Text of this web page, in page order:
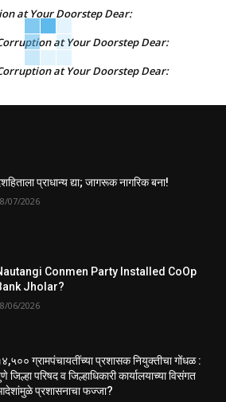
at Your Doorstep Dear:
at Your Doorstep Dear:
at Your Doorstep Dear:
प्राधान्य द्या; जागरूक नागरिक बना!
07/2026
Conmen Party Installed CoOp
Jholar?
06/2026
ग्रामपंचायतींच्या प्रशासक नियुक्तीचा गोंधळ :
जिल्हा परिषद व जिल्हाधिकारी कार्यालयाच्या विसंगत
प्रशासनाचा फज्जा?